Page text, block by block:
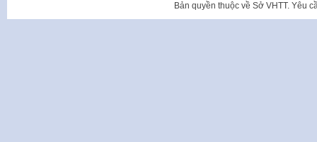
Bản quyền thuộc về Sở VHTT. Yêu